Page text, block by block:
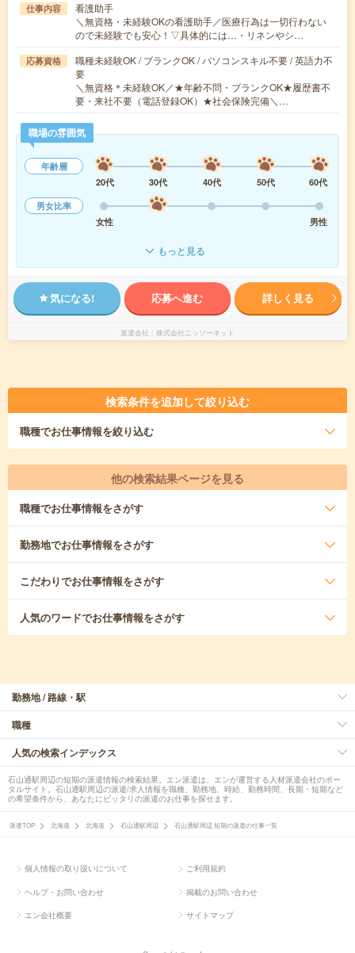
仕事内容
看護助手
＼無資格・未経験OKの看護助手／医療行為は一切行わない
ので未経験でも安心！▽具体的には…・リネンやシ…
応募資格
職種未経験OK / ブランクOK / パソコンスキル不要 / 英語力不
要
＼無資格＊未経験OK／★年齢不問・ブランクOK★履歴書不
要・来社不要（電話登録OK）★社会保険完備＼…
職場の雰囲気
年齢層
20代
30代 40代 50代
60代
男女比率
女性
男性
もっと見る
気になる! 応募へ進む 詳しく見る
派遣会社 株式会社ニッソーネット
検索条件を追加して絞り込む
職種でお仕事情報を絞り込む
他の検索結果ページを見る
職種でお仕事情報をさがす
勤務地でお仕事情報をさがす
こだわりでお仕事情報をさがす
人気のワードでお仕事情報をさがす
勤務地 / 路線・駅
職種
人気の検索インデックス
石山通駅周辺の短期の派遣情報の検索結果。エン派遣は、エンが運営する人材派遣会社のポー
タルサイト。石山通駅周辺の派遣/求人情報を職種、勤務地、時給、勤務時間、長期・短期など
の希望条件から、あなたにピッタリの派遣のお仕事を探せます。
派遣TOP 北海道 北海道 石山通駅周辺 石山通駅周辺 短期の派遣の仕事一覧
個人情報の取り扱いについて ご利用規約
ヘルプ・お問い合わせ 掲載のお問い合わせ
エン会社概要 サイトマップ